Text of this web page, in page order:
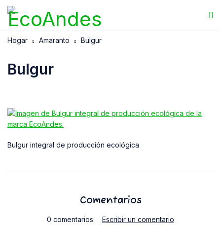
Hogar Amaranto Bulgur
Bulgur
Bulgur integral de producción ecológica
Comentarios
0 comentarios Escribir un comentario